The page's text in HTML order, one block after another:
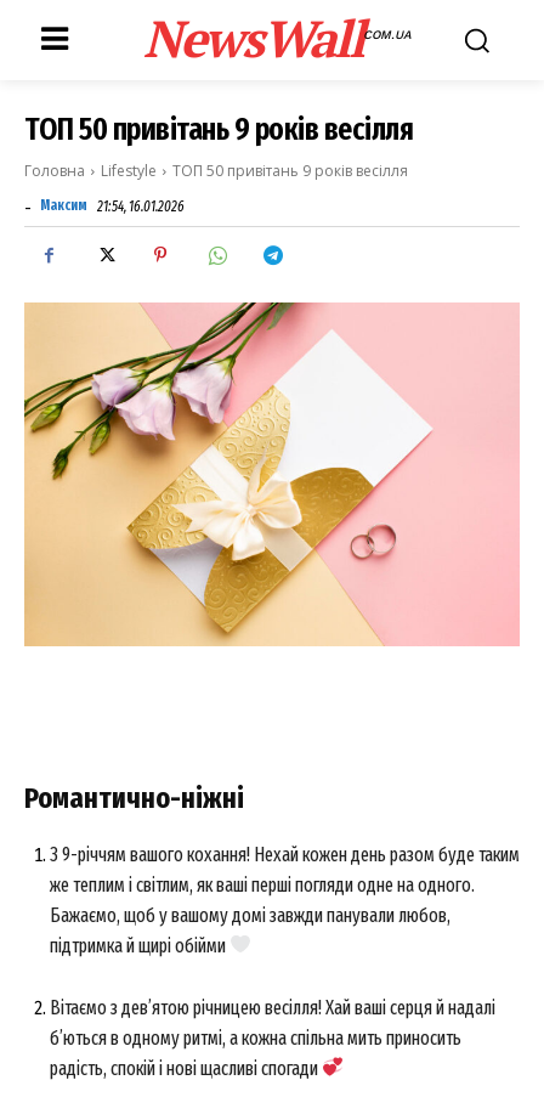
NewsWallCOM.UA
ТОП 50 привітань 9 років весілля
Головна Lifestyle ТОП 50 привітань 9 років весілля
- Максим 21:54, 16.01.2026
Романтично-ніжні
З 9-річчям вашого кохання! Нехай кожен день разом буде таким
же теплим і світлим, як ваші перші погляди одне на одного.
Бажаємо, щоб у вашому домі завжди панували любов,
підтримка й щирі обійми
Вітаємо з дев’ятою річницею весілля! Хай ваші серця й надалі
б’ються в одному ритмі, а кожна спільна мить приносить
радість, спокій і нові щасливі спогади